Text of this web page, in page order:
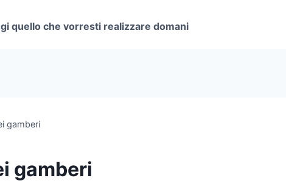
quello che vorresti realizzare domani
gamberi
gamberi